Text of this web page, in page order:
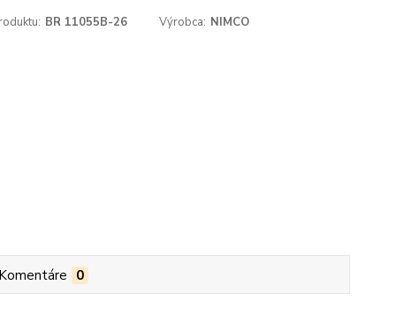
BR 11055B-26 Výrobca: NIMCO
0